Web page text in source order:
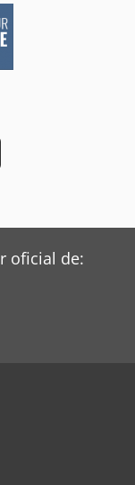
oficial de: